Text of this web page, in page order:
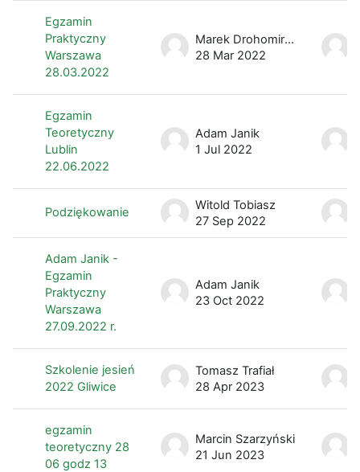
Egzamin
Praktyczny
Warszawa
28.03.2022
Marek Drohomirecki
28 Mar 2022
Egzamin
Teoretyczny
Lublin
22.06.2022
Adam Janik
1 Jul 2022
Podziękowanie
Witold Tobiasz
27 Sep 2022
Adam Janik -
Egzamin
Praktyczny
Warszawa
27.09.2022 r.
Adam Janik
23 Oct 2022
Szkolenie jesień
2022 Gliwice
Tomasz Trafiał
28 Apr 2023
egzamin
teoretyczny 28
06 godz 13
Marcin Szarzyński
21 Jun 2023